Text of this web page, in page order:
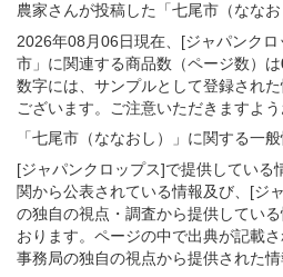
農家さんが投稿した「七尾市（ななお
2026年08月06日現在、[ジャパンク
市」に関連する商品数（ページ数）は
数字には、サンプルとして登録され
ございます。ご注意いただきますよう
「七尾市（ななおし）」 に関する一般
[ジャパンクロップス]で提供している
関から公表されている情報及び、[ジ
の独自の視点・調査から提供してい
おります。ページの中で出典が記載
事務局の独自の視点から提供された情